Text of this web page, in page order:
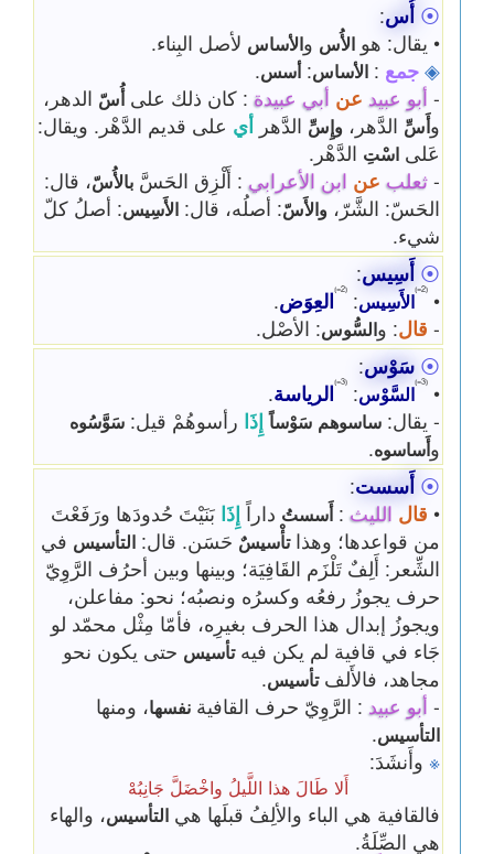
⦿ أُس:
• يقال: هو الأُسوالأساسلأصل البِناء.
◈ جمع : الأساس: أسس.
- أبو عبيد عن أبي عبيدة : كان ذلك على أُسّالدهر،
وأَسِّالدَّهر، وإِسِّالدَّهر أيعلى قديم الدَّهْر. ويقال:
عَلى اسْتِالدَّهْر.
- ثعلب عن ابن الأعرابي : أَلْزِق الحَسَّ بالأُسّ، قال:
الحَسّ: الشَّرّ، والأَسّ: أصلُه، قال: الأَسِيس: أصلُ كلّ
شيء.
⦿ أَسِيس:
•
الأَسِيس: العِوَض.
- قال: والسُّوس: الأصْل.
⦿ سَوْس:
•
السَّوْس: الرياسة.
- يقال: ساسوهم سَوْساًإِذَارأسوهُمْ قيل: سَوَّسُوه
وأَساسوه.
⦿ أَسست:
• قال الليث : أَسستُداراًإِذَابَنَيْتَ حُدودَها ورَفَعْتَ
من قواعدها؛ وهذا تأْسيسٌحَسَن. قال: التأسيسفي
الشِّعر: أَلِفٌ تَلْزَم القَافِيَة؛ وبينها وبين أحرُف الرَّوِيّ
حرف يجوزُ رفعُه وكسرُه ونصبُه؛ نحو: مفاعلن،
ويجوزُ إبدال هذا الحرف بغيرِه، فأمّا مِثْل محمّد لو
جَاء في قافية لم يكن فيه تأسيسحتى يكون نحو
مجاهد، فالأَلف تأسيس.
- أبو عبيد : الرَّوِيّ حرف القافية نفسها، ومنها
التأسيس.
※ وأَنشَدَ:
أَلا طَالَ هذا اللَّيلُ واخْضَلَّ جَانِبُهْ
فالقافية هي الباء والألِفُ قبلَها هي التأسيس، والهاء
هي الصِّلَةُ.